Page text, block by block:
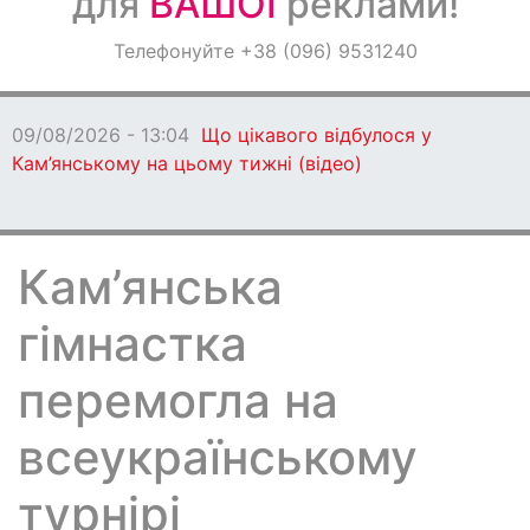
ОголошенняТелефонуйте +38 (096) 9531240
09/08/2026 - 13:04 Що цікавого відбулося у
Кам’янському на цьому тижні (відео)
Кам’янська
гімнастка
перемогла на
всеукраїнському
турнірі